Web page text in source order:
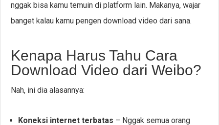
nggak bisa kamu temuin di platform lain. Makanya, wajar
banget kalau kamu pengen download video dari sana.
Kenapa Harus Tahu Cara
Download Video dari Weibo?
Nah, ini dia alasannya:
Koneksi internet terbatas – Nggak semua orang